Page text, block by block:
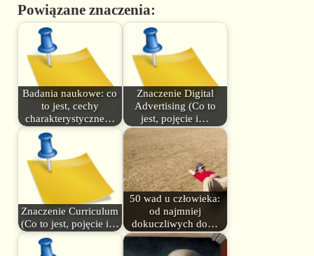
Powiązane znaczenia:
Badania naukowe: co
to jest, cechy
charakterystyczne…
Znaczenie Digital
Advertising (Co to
jest, pojęcie i…
Znaczenie Curriculum
(Co to jest, pojęcie i…
50 wad u człowieka:
od najmniej
dokuczliwych do…